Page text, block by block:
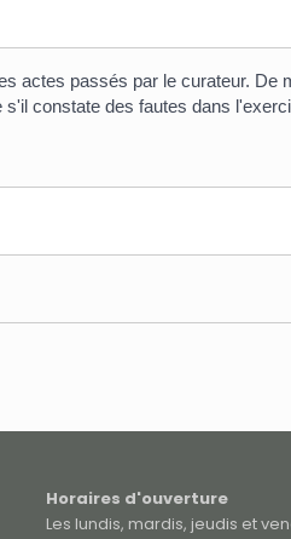
actes passés par le curateur.
constate des fautes dans
Horaires d'ouverture
Les lundis, mardis, jeudis et